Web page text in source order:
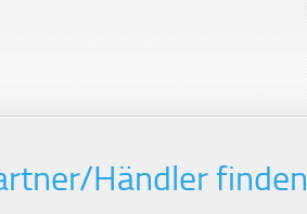
Händler finden